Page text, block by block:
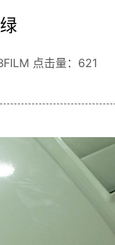
点击量：621